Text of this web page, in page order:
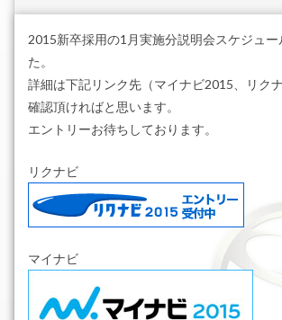
2015新卒採用の1月実施分説明会スケジュー
た。
詳細は下記リンク先（マイナビ2015、リク
確認頂ければと思います。
エントリーお待ちしております。
リクナビ
マイナビ